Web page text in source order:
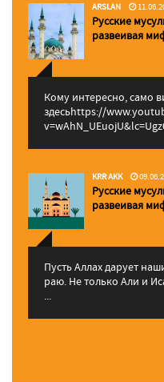
ARSLAN
Русские
pазвеивая
Кому интересно, само
здесьhttps://
KRR AKK
Русские
pазвеивая
Пусть Аллах дарует
раю. Не только Али и
...